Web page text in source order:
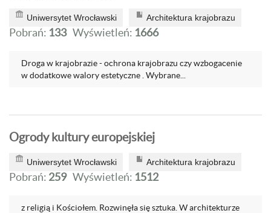
Uniwersytet Wrocławski Architektura krajobrazu
Pobrań: 133 Wyświetleń: 1666
Droga w krajobrazie - ochrona krajobrazu czy wzbogacenie
w dodatkowe walory estetyczne . Wybrane...
Ogrody kultury europejskiej
Uniwersytet Wrocławski Architektura krajobrazu
Pobrań: 259 Wyświetleń: 1512
z religią i Kościołem. Rozwinęła się sztuka. W architekturze